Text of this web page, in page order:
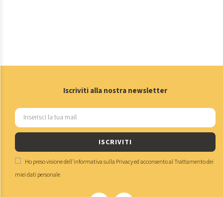
Iscriviti alla nostra newsletter
ISCRIVITI
Ho preso visione dell'informativa sulla Privacyed acconsento alTrattamento dei
miei dati personale